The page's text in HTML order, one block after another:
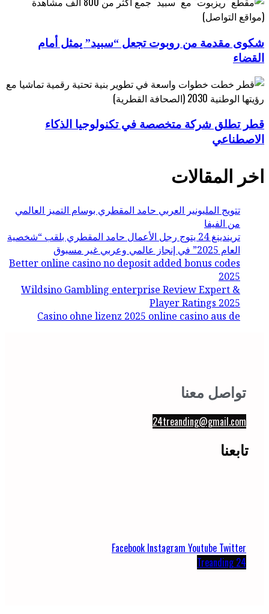
شكوى مقدمة من روبوت تجعل “سبيد” يمثل أمام
القضاء
قطر تطلق شركة متخصصة في تكنولوجيا الذكاء
الاصطناعي
اخر المقالات
تتويج المليونير العربي حامد المقطري بوسام التميز العالمي
من الفيفا
تريندينغ 24 يتوج رجل الأعمال حامد المقطري بلقب “شخصية
العام 2025” في إنجاز عالمي وعربي غير مسبوق
Better online casino no deposit added bonus codes
2025
Wildsino Gambling enterprise Review Expert &
Player Ratings 2025
Casino ohne lizenz 2025 online casino aus de
تواصل معنا
24treanding@gmail.com
تابعنا
Facebook Instagram Youtube Twitter
Treanding 24